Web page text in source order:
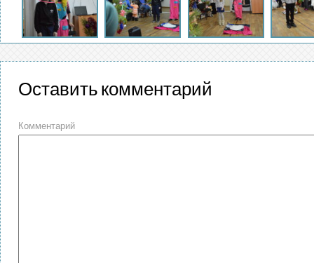
Оставить комментарий
Комментарий